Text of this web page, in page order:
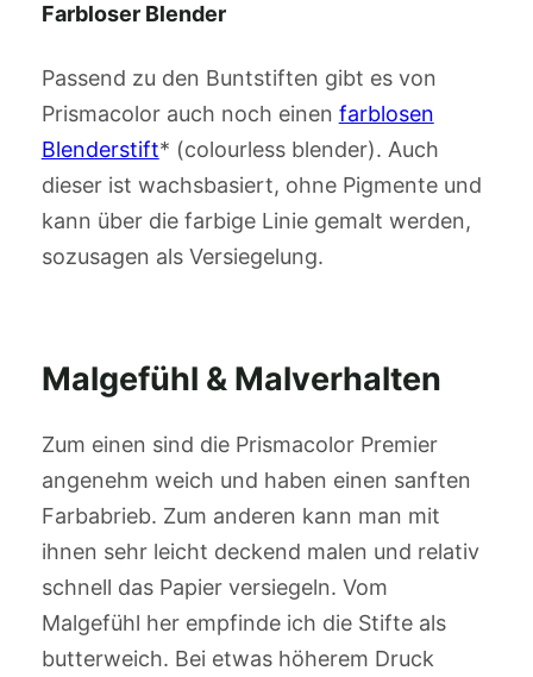
Farbloser Blender
Passend zu den Buntstiften gibt es von
Prismacolor auch noch einen farblosen
Blenderstift* (colourless blender). Auch
dieser ist wachsbasiert, ohne Pigmente und
kann über die farbige Linie gemalt werden,
sozusagen als Versiegelung.
Malgefühl & Malverhalten
Zum einen sind die Prismacolor Premier
angenehm weich und haben einen sanften
Farbabrieb. Zum anderen kann man mit
ihnen sehr leicht deckend malen und relativ
schnell das Papier versiegeln. Vom
Malgefühl her empfinde ich die Stifte als
butterweich. Bei etwas höherem Druck